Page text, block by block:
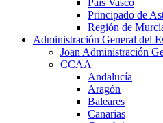
Principado de
Región de
Administración General del
Joan Administración
CCAA
Andalucía
Aragón
Baleares
Canarias